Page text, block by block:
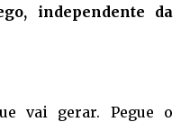
independente da
vai gerar. Pegue o